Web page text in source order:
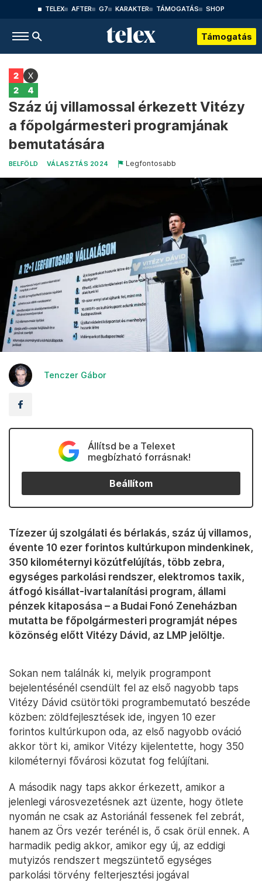
TELEX AFTER G7 KARAKTER TÁMOGATÁS SHOP
Támogatás
Száz új villamossal érkezett Vitézy
a főpolgármesteri programjának
bemutatására
BELFÖLD VÁLASZTÁS 2024 Legfontosabb
Tenczer Gábor
Állítsd be a Telexet
megbízható forrásnak!
Beállítom
Tízezer új szolgálati és bérlakás, száz új villamos,
évente 10 ezer forintos kultúrkupon mindenkinek,
350 kilométernyi közútfelújítás, több zebra,
egységes parkolási rendszer, elektromos taxik,
átfogó kisállat-ivartalanítási program, állami
pénzek kitaposása – a Budai Fonó Zeneházban
mutatta be főpolgármesteri programját népes
közönség előtt Vitézy Dávid, az LMP jelöltje.
Sokan nem találnák ki, melyik programpont
bejelentésénél csendült fel az első nagyobb taps
Vitézy Dávid csütörtöki programbemutató beszéde
közben: zöldfejlesztések ide, ingyen 10 ezer
forintos kultúrkupon oda, az első nagyobb ováció
akkor tört ki, amikor Vitézy kijelentette, hogy 350
kilométernyi fővárosi közutat fog felújítani.
A második nagy taps akkor érkezett, amikor a
jelenlegi városvezetésnek azt üzente, hogy ötlete
nyomán ne csak az Astoriánál fessenek fel zebrát,
hanem az Örs vezér terénél is, ő csak örül ennek. A
harmadik pedig akkor, amikor egy új, az eddigi
mutyizós rendszert megszüntető egységes
parkolási törvény felterjesztési jogával